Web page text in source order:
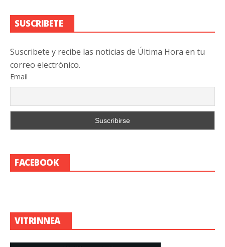
SUSCRIBETE
Suscribete y recibe las noticias de Última Hora en tu
correo electrónico.
Email
FACEBOOK
VITRINNEA